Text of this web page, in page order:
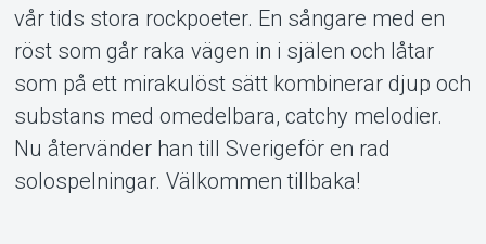
vår tids stora rockpoeter. En sångare med en
röst som går raka vägen in i själen och låtar
som på ett mirakulöst sätt kombinerar djup och
substans med omedelbara, catchy melodier.
Nu återvänder han till Sverigeför en rad
solospelningar. Välkommen tillbaka!